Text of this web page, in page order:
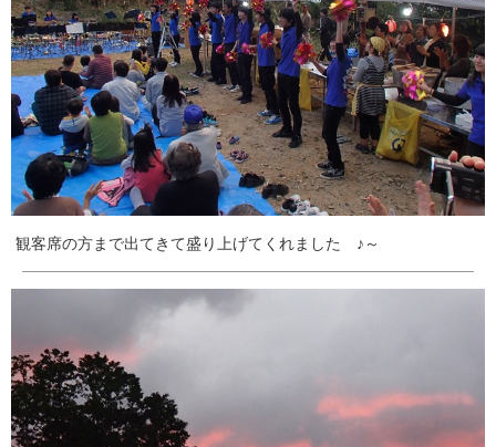
観客席の方まで出てきて盛り上げてくれました ♪～